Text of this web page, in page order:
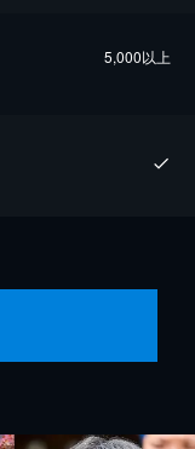
5,000以上